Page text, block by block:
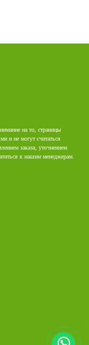
на то, страницы
и не могут считаться
заказа, уточнением
к нашим менеджерам.